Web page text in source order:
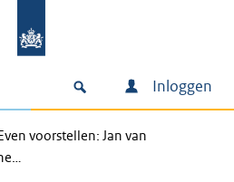
Inloggen
voorstellen: Jan van